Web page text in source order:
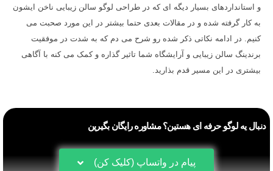
و استانداردهای بسیار دیگه ای که در طراحی لوگو سالن زیبایی ناخن ایشون
به کار گرفته شده و در مقالات بعدی حتما بیشتر در این مورد صحبت می
کنیم. در ادامه نکاتی ذکر شده رو شرح می دم که به شدت در موفقیت
برندینگ سالن زیبایی و آرایشگاه شما تاثیر گذاره و کمک می کنه با آگاهی
بیشتری در این مسیر قدم بذارید.
دنبال یه لوگو حرفه ای هستین؟ مشاوره رایگان بگیرین
پیام در واتساپ (کلیک کن)